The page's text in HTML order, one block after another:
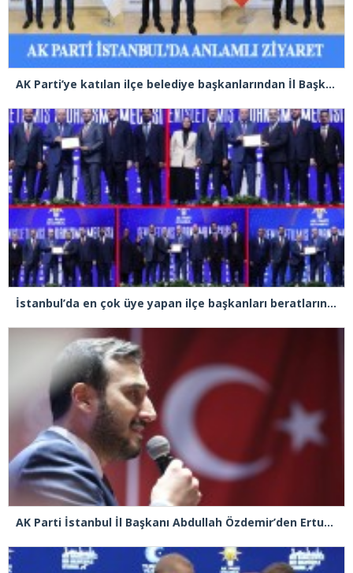
AK Parti’ye katılan ilçe belediye başkanlarından İl Başkanı Özdemir’e ziyaret
İstanbul’da en çok üye yapan ilçe başkanları beratlarını Cumhurbaşkanı Erdoğan’ın elinden aldı
AK Parti İstanbul İl Başkanı Abdullah Özdemir’den Ertuğrul Özkök’e “Franco” tepkisi